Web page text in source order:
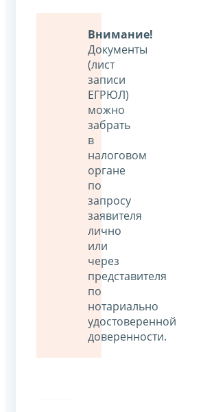
Внимание!
Документы
(лист
записи
ЕГРЮЛ)
можно
забрать
в
налоговом
органе
по
запросу
заявителя
лично
или
через
представителя
по
нотариально
удостоверенной
доверенности.